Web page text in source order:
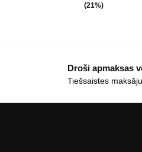
(21%)
Droši apmaksas
Tiešsaistes